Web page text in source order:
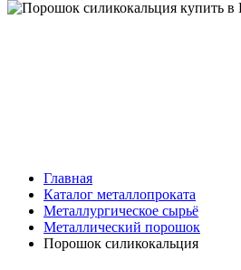
Главная
Каталог металлопроката
Металлургическое сырьё
Металлический порошок
Порошок силикокальция